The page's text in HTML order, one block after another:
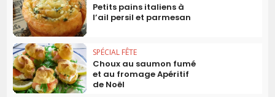
Petits pains italiens à
l’ail persil et parmesan
SPÉCIAL FÊTE
Choux au saumon fumé
et au fromage Apéritif
de Noël